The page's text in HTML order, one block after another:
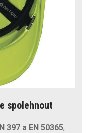
spolehnout
397 a EN 50365,